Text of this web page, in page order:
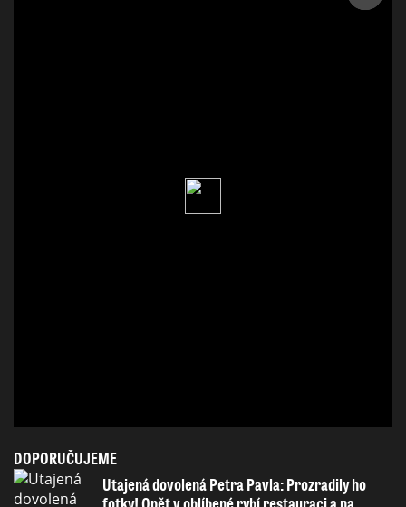
DOPORUČUJEME
Utajená dovolená Petra Pavla: Prozradily ho